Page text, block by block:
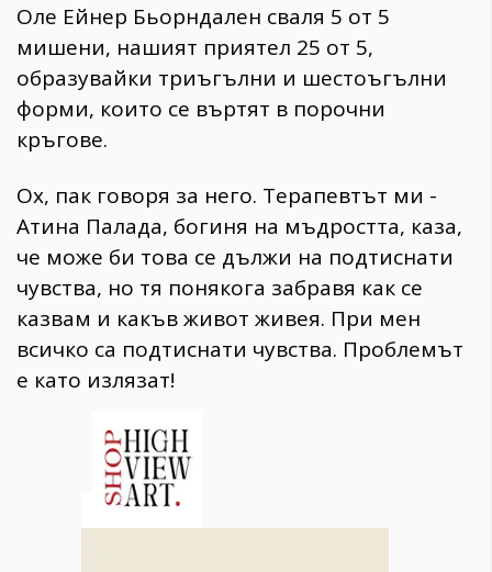
Оле Ейнер Бьорндален сваля 5 от 5
мишени, нашият приятел 25 от 5,
образувайки триъгълни и шестоъгълни
форми, които се въртят в порочни
кръгове.
Ох, пак говоря за него. Терапевтът ми -
Атина Палада, богиня на мъдростта, каза,
че може би това се дължи на подтиснати
чувства, но тя понякога забравя как се
казвам и какъв живот живея. При мен
всичко са подтиснати чувства. Проблемът
е като излязат!